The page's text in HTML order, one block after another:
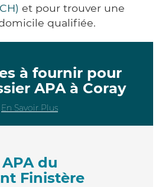
et pour trouver une
qualifiée.
à fournir pour
APA à Coray
En Savoir Plus
du
Finistère